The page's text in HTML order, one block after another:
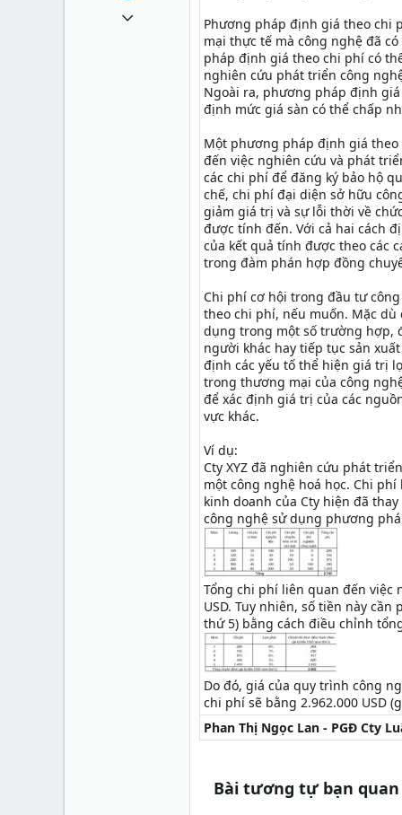
Phương pháp định giá theo chi
mại thực tế mà công nghệ đã
pháp định giá theo chi phí có
nghiên cứu phát triển công
Ngoài ra, phương pháp định
định mức giá sàn có thể chấp
Một phương pháp định giá
đến việc nghiên cứu và phát
các chi phí để đăng ký bảo hộ
chế, chi phí đại diện sở hữu
giảm giá trị và sự lỗi thời về
được tính đến. Với cả hai cách
của kết quả tính được theo các
trong đàm phán hợp đồng
Chi phí cơ hội trong đầu tư
theo chi phí, nếu muốn. Mặc
dụng trong một số trường hợp,
người khác hay tiếp tục sản
định các yếu tố thể hiện giá trị
trong thương mại của công
để xác định giá trị của các
vực khác.
Ví dụ:
Cty XYZ đã nghiên cứu phát
một công nghệ hoá học. Chi
kinh doanh của Cty hiện đã
công nghệ sử dụng phương
Tổng chi phí liên quan đến việc
USD. Tuy nhiên, số tiền này
thứ 5) bằng cách điều chỉnh
Do đó, giá của quy trình công
chi phí sẽ bằng 2.962.000 USD
Phan Thị Ngọc Lan - PGĐ Cty
Bài tương tự bạn